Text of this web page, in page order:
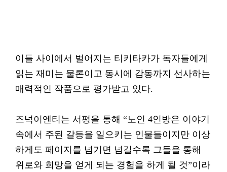
이들 사이에서 벌어지는 티키타카가 독자들에게
읽는 재미는 물론이고 동시에 감동까지 선사하는
매력적인 작품으로 평가받고 있다.
즈넉이엔티는 서평을 통해 “노인 4인방은 이야기
속에서 주된 갈등을 일으키는 인물들이지만 이상
하게도 페이지를 넘기면 넘길수록 그들을 통해
위로와 희망을 얻게 되는 경험을 하게 될 것”이라